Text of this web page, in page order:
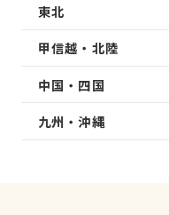
東北
甲信越・北陸
中国・四国
九州・沖縄